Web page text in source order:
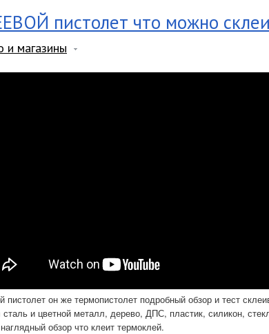
пистолет что можно
и магазины
пистолет он же термопистолет подробный обзор и тест
и цветной металл, дерево, ДПС, пластик, силикон,
обзор что клеит термоклей.